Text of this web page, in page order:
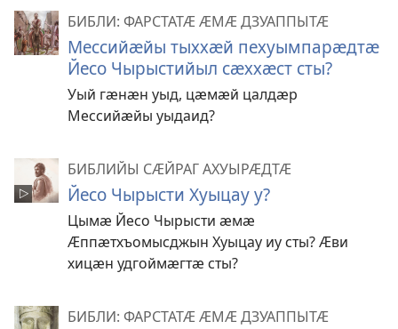
БИБЛИ: ФАРСТАТӔ ӔМӔ ДЗУАППЫТӔ
Мессийӕйы тыххӕй пехуымпарӕдтӕ
Йесо Чырыстийыл сӕххӕст сты?
Уый гӕнӕн уыд, цӕмӕй цалдӕр
Мессийӕйы уыдаид?
БИБЛИЙЫ СӔЙРАГ АХУЫРӔДТӔ
Йесо Чырысти Хуыцау у?
Цымӕ Йесо Чырысти ӕмӕ
Ӕппӕтхъомысджын Хуыцау иу сты? Ӕви
хицӕн удгоймӕгтӕ сты?
БИБЛИ: ФАРСТАТӔ ӔМӔ ДЗУАППЫТӔ